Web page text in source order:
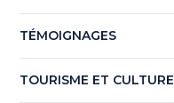
TÉMOIGNAGES
TOURISME ET CULTURE